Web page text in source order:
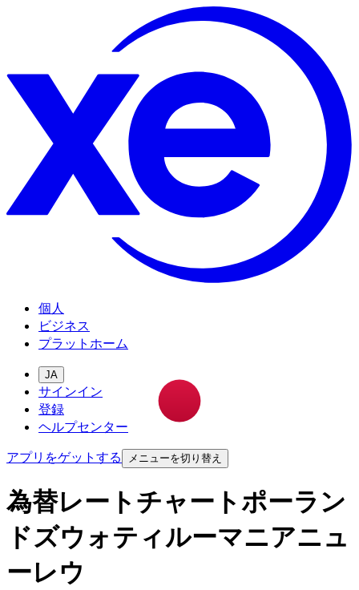
個人
ビジネス
プラットホーム
JA
サインイン
登録
ヘルプセンター
アプリをゲットする
メニューを切り替え
為替レートチャートポーラン
ドズウォティルーマニアニュ
ーレウ